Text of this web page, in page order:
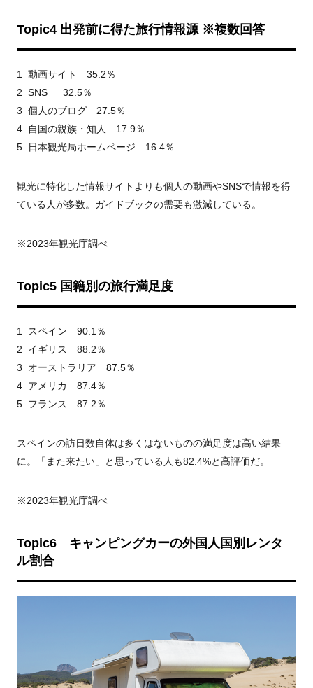
Topic4 出発前に得た旅行情報源 ※複数回答
1 動画サイト 35.2％
2 SNS 32.5％
3 個人のブログ 27.5％
4 自国の親族・知人 17.9％
5 日本観光局ホームページ 16.4％
観光に特化した情報サイトよりも個人の動画やSNSで情報を得
ている人が多数。ガイドブックの需要も激減している。
※2023年観光庁調べ
Topic5 国籍別の旅行満足度
1 スペイン 90.1％
2 イギリス 88.2％
3 オーストラリア 87.5％
4 アメリカ 87.4％
5 フランス 87.2％
スペインの訪日数自体は多くはないものの満足度は高い結果
に。「また来たい」と思っている人も82.4%と高評価だ。
※2023年観光庁調べ
Topic6 キャンピングカーの外国人国別レンタ
ル割合